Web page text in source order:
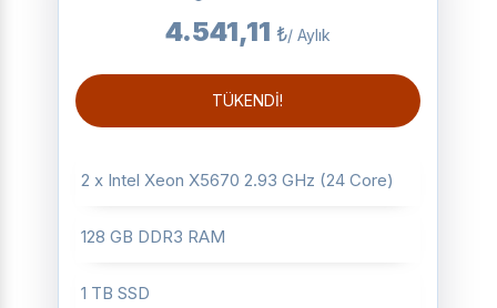
4.541,11 ₺/ Aylık
TÜKENDİ!
2 x Intel Xeon X5670 2.93 GHz (24 Core)
128 GB DDR3 RAM
1 TB SSD